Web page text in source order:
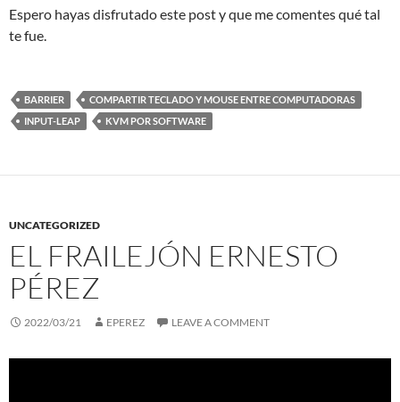
Espero hayas disfrutado este post y que me comentes qué tal
te fue.
BARRIER
COMPARTIR TECLADO Y MOUSE ENTRE COMPUTADORAS
INPUT-LEAP
KVM POR SOFTWARE
UNCATEGORIZED
EL FRAILEJÓN ERNESTO
PÉREZ
2022/03/21 EPEREZ LEAVE A COMMENT